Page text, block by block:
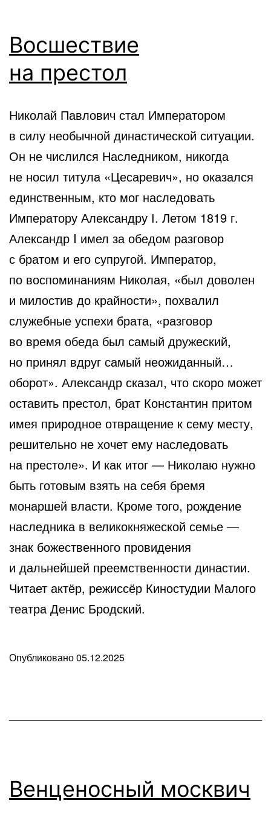
Восшествие
на престол
Николай Павлович стал Императором
в силу необычной династической ситуации.
Он не числился Наследником, никогда
не носил титула «Цесаревич», но оказался
единственным, кто мог наследовать
Императору Александру І. Летом 1819 г.
Александр I имел за обедом разговор
с братом и его супругой. Император,
по воспоминаниям Николая, «был доволен
и милостив до крайности», похвалил
служебные успехи брата, «разговор
во время обеда был самый дружеский,
но принял вдруг самый неожиданный…
оборот». Александр сказал, что скоро может
оставить престол, брат Константин притом
имея природное отвращение к сему месту,
решительно не хочет ему наследовать
на престоле». И как итог — Николаю нужно
быть готовым взять на себя бремя
монаршей власти. Кроме того, рождение
наследника в великокняжеской семье —
знак божественного провидения
и дальнейшей преемственности династии.
Читает актёр, режиссёр Киностудии Малого
театра Денис Бродский.
Опубликовано05.12.2025
факты
Венценосный москвич